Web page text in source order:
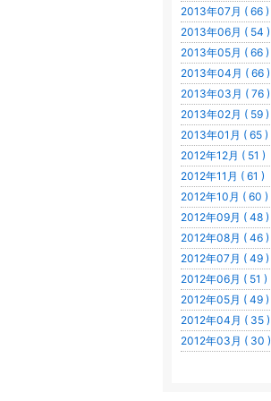
2013年07月 ( 66 )
2013年06月 ( 54 )
2013年05月 ( 66 )
2013年04月 ( 66 )
2013年03月 ( 76 )
2013年02月 ( 59 )
2013年01月 ( 65 )
2012年12月 ( 51 )
2012年11月 ( 61 )
2012年10月 ( 60 )
2012年09月 ( 48 )
2012年08月 ( 46 )
2012年07月 ( 49 )
2012年06月 ( 51 )
2012年05月 ( 49 )
2012年04月 ( 35 )
2012年03月 ( 30 )